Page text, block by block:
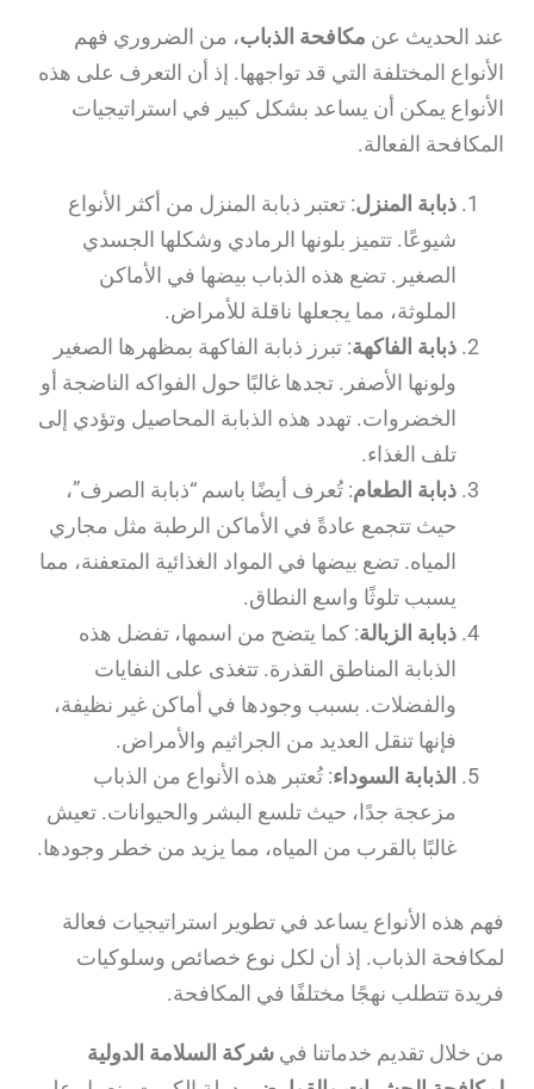
عند الحديث عن مكافحة الذباب، من الضروري فهم
الأنواع المختلفة التي قد تواجهها. إذ أن التعرف على هذه
الأنواع يمكن أن يساعد بشكل كبير في استراتيجيات
المكافحة الفعالة.
ذبابة المنزل: تعتبر ذبابة المنزل من أكثر الأنواع
شيوعًا. تتميز بلونها الرمادي وشكلها الجسدي
الصغير. تضع هذه الذباب بيضها في الأماكن
الملوثة، مما يجعلها ناقلة للأمراض.
ذبابة الفاكهة: تبرز ذبابة الفاكهة بمظهرها الصغير
ولونها الأصفر. تجدها غالبًا حول الفواكه الناضجة أو
الخضروات. تهدد هذه الذبابة المحاصيل وتؤدي إلى
تلف الغذاء.
ذبابة الطعام: تُعرف أيضًا باسم “ذبابة الصرف”،
حيث تتجمع عادةً في الأماكن الرطبة مثل مجاري
المياه. تضع بيضها في المواد الغذائية المتعفنة، مما
يسبب تلوثًا واسع النطاق.
ذبابة الزبالة: كما يتضح من اسمها، تفضل هذه
الذبابة المناطق القذرة. تتغذى على النفايات
والفضلات. بسبب وجودها في أماكن غير نظيفة،
فإنها تنقل العديد من الجراثيم والأمراض.
الذبابة السوداء: تُعتبر هذه الأنواع من الذباب
مزعجة جدًا، حيث تلسع البشر والحيوانات. تعيش
غالبًا بالقرب من المياه، مما يزيد من خطر وجودها.
فهم هذه الأنواع يساعد في تطوير استراتيجيات فعالة
لمكافحة الذباب. إذ أن لكل نوع خصائص وسلوكيات
فريدة تتطلب نهجًا مختلفًا في المكافحة.
من خلال تقديم خدماتنا في شركة السلامة الدولية